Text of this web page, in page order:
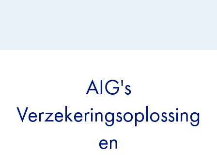
AIG's
Verzekeringsoplossing
en